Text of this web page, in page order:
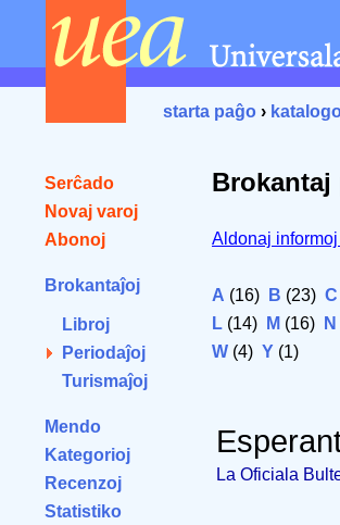
starta paĝo ›
Serĉado
Novaj varoj
Abonoj
Brokantaĵoj
Libroj
Periodaĵoj
Turismaĵoj
Mendo
Kategorioj
Recenzoj
Statistiko
Aldonaj
A (16) B (23) C
L (14) M (16) N
W (4) Y (1)
La Oficiala